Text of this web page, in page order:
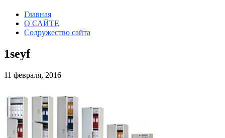
Главная
О САЙТЕ
Содружество сайта
1seyf
11 февраля, 2016